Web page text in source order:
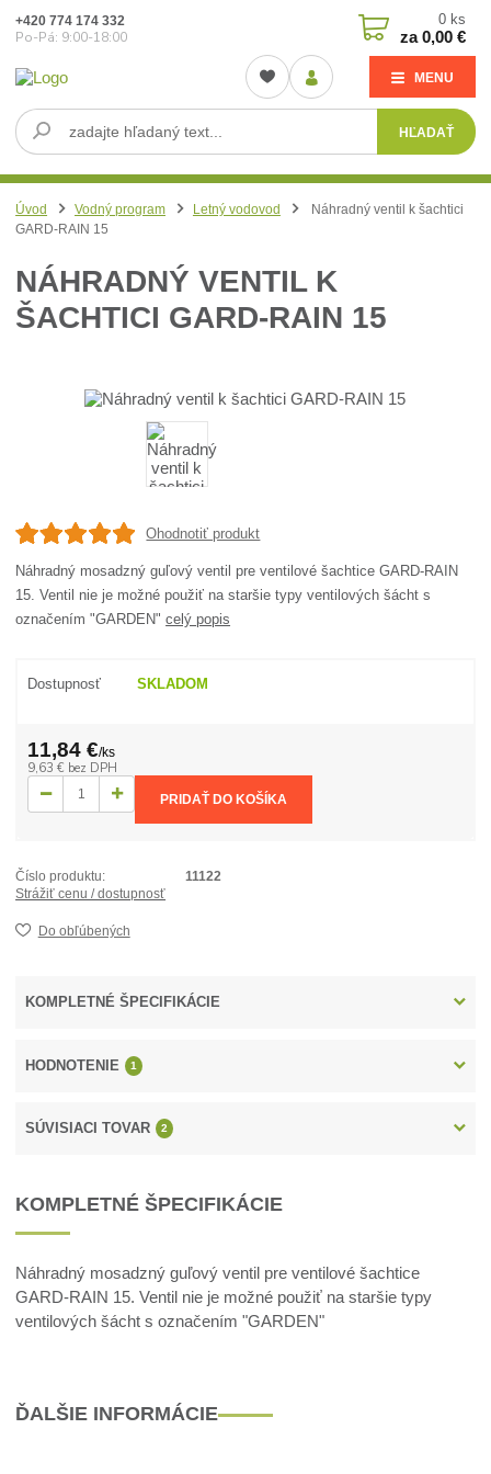
MENU
HĽADAŤ
+420 774 174 332
Po-Pá: 9:00-18:00
0 ks
za0,00 €
Úvod Vodný program Letný vodovod
Náhradný ventil k šachtici
GARD-RAIN 15
NÁHRADNÝ VENTIL K
ŠACHTICI GARD-RAIN 15
Ohodnotiť produkt
Náhradný mosadzný guľový ventil pre ventilové šachtice GARD-RAIN
15. Ventil nie je možné použiť na staršie typy ventilových šácht s
označením "GARDEN"celý popis
Dostupnosť SKLADOM
11,84 €/ks
9,63 € bez DPH
PRIDAŤ DO KOŠÍKA
Číslo produktu:
11122
Strážiť cenu / dostupnosť
Do obľúbených
KOMPLETNÉ ŠPECIFIKÁCIE
HODNOTENIE 1
SÚVISIACI TOVAR 2
KOMPLETNÉ ŠPECIFIKÁCIE
Náhradný mosadzný guľový ventil pre ventilové šachtice
GARD-RAIN 15. Ventil nie je možné použiť na staršie typy
ventilových šácht s označením "GARDEN"
ĎALŠIE INFORMÁCIE